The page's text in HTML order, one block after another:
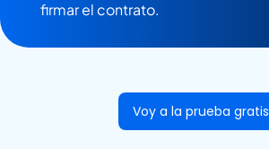
firmar el contrato.
Voy a la prueba gratis